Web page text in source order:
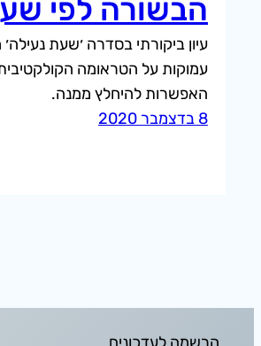
הבשורה לפי
עיון ביקורתי בסדרה ׳שעת
עמוקות על הטראומה הקולקטיבית
האפשרות להיחלץ ממנה.
8 בדצמבר 2020